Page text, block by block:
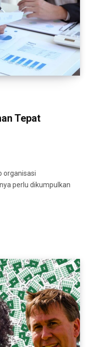
Tepat
organisasi
perlu dikumpulkan